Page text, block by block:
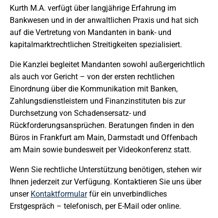
Kurth M.A. verfügt über langjährige Erfahrung im
Bankwesen und in der anwaltlichen Praxis und hat sich
auf die Vertretung von Mandanten in bank- und
kapitalmarktrechtlichen Streitigkeiten spezialisiert.
Die Kanzlei begleitet Mandanten sowohl außergerichtlich
als auch vor Gericht – von der ersten rechtlichen
Einordnung über die Kommunikation mit Banken,
Zahlungsdienstleistern und Finanzinstituten bis zur
Durchsetzung von Schadensersatz- und
Rückforderungsansprüchen. Beratungen finden in den
Büros in Frankfurt am Main, Darmstadt und Offenbach
am Main sowie bundesweit per Videokonferenz statt.
Wenn Sie rechtliche Unterstützung benötigen, stehen wir
Ihnen jederzeit zur Verfügung. Kontaktieren Sie uns über
unser Kontaktformularfür ein unverbindliches
Erstgespräch – telefonisch, per E-Mail oder online.